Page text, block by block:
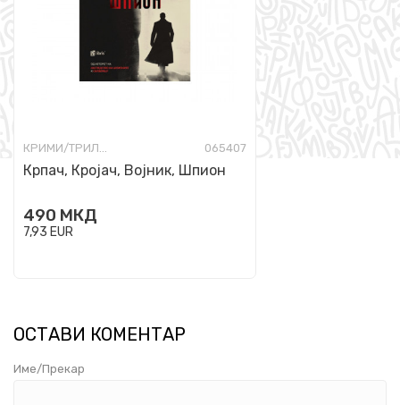
065407
Крпач, Кројач, Војник, Шпион
490 МКД
7,93 EUR
ОСТАВИ КОМЕНТАР
Име/Прекар